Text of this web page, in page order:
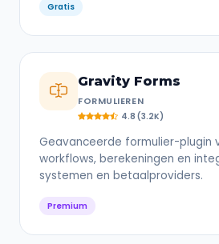
Gratis
Gravity Forms
FORMULIEREN
4.8 (3.2K)
Geavanceerde formulier-plugin
workflows, berekeningen en
systemen en betaalproviders.
Premium